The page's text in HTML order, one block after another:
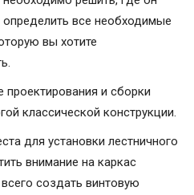
определить все необходимые
вы хотите
и сборки
классической конструкции.
для установки лестничного
внимание на каркас
создать винтовую